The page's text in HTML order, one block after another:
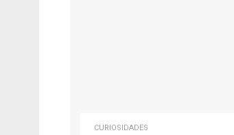
CURIOSIDADES